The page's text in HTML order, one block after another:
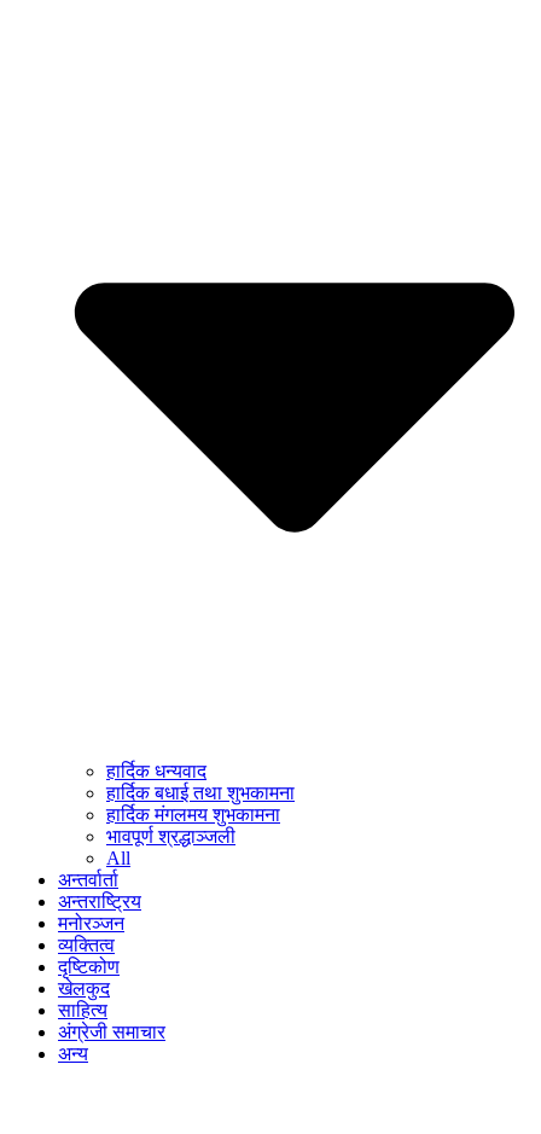
हार्दिक धन्यवाद
हार्दिक बधाई तथा शुभकामना
हार्दिक मंगलमय शुभकामना
भावपूर्ण श्रद्धाञ्जली
All
अन्तर्वार्ता
अन्तराष्ट्रिय
मनोरञ्जन
व्यक्तित्व
दृष्टिकोण
खेलकुद
साहित्य
अंग्रेजी समाचार
अन्य